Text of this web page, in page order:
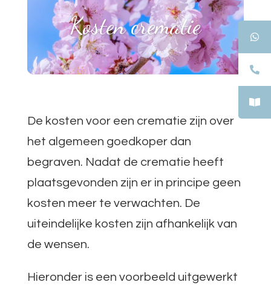
Kosten crematie
De kosten voor een crematie zijn over
het algemeen goedkoper dan
begraven. Nadat de crematie heeft
plaatsgevonden zijn er in principe geen
kosten meer te verwachten. De
uiteindelijke kosten zijn afhankelijk van
de wensen.
Hieronder is een voorbeeld uitgewerkt